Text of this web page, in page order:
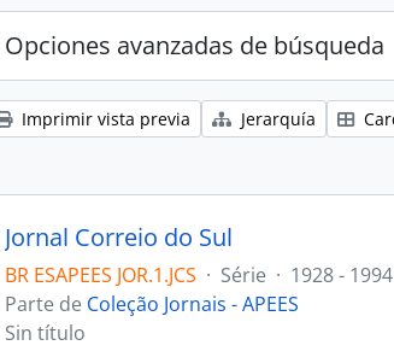
Opciones avanzadas de búsqueda
Imprimir vista previa Jerarquía
Jornal Correio do Sul
BR ESAPEES JOR.1.JCS · Série · 1928 - 1994
Parte de Coleção Jornais - APEES
Sin título